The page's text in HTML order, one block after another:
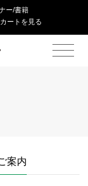
ー/書籍
カートを見る
案内